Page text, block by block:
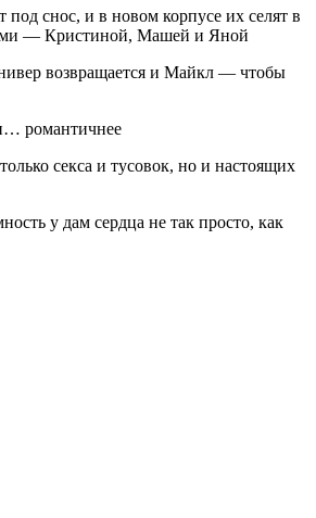
под снос, и в новом корпусе их селят в
— Кристиной, Машей и Яной
возвращается и Майкл — чтобы
романтичнее
секса и тусовок, но и настоящих
у дам сердца не так просто, как